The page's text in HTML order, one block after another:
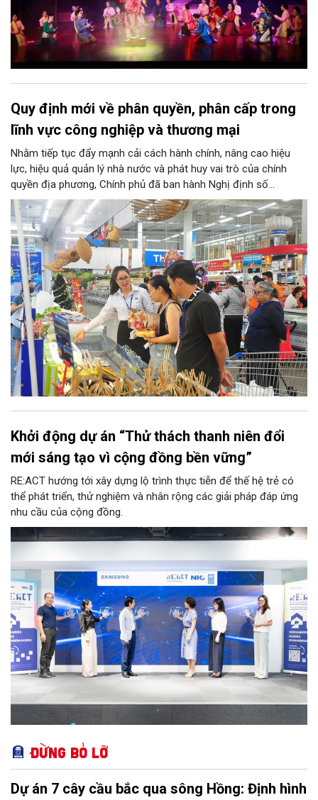
Quy định mới về phân quyền, phân cấp trong
lĩnh vực công nghiệp và thương mại
Nhằm tiếp tục đẩy mạnh cải cách hành chính, nâng cao hiệu
lực, hiệu quả quản lý nhà nước và phát huy vai trò của chính
quyền địa phương, Chính phủ đã ban hành Nghị định số
146/2025/NĐ-CP ngày 12/6/2025 quy định về phân quyền, phân
cấp trong lĩnh vực công nghiệp và thương mại. Trong đó, lĩnh
vực bảo vệ quyền lợi người tiêu dùng có nhiều nội dung quan
trọng được phân cấp cho địa phương, góp phần đưa hoạt động
hỗ trợ người tiêu dùng đến gần người dân hơn.
Khởi động dự án “Thử thách thanh niên đổi
mới sáng tạo vì cộng đồng bền vững”
RE:ACT hướng tới xây dựng lộ trình thực tiễn để thế hệ trẻ có
thể phát triển, thử nghiệm và nhân rộng các giải pháp đáp ứng
nhu cầu của cộng đồng.
Đừng bỏ lỡ
Dự án 7 cây cầu bắc qua sông Hồng: Định hình